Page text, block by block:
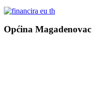
Općina Magadenovac